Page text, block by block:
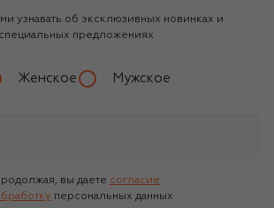
узнавать об эксклюзивных новинках и
специальных предложениях
Женское Мужское
вы даете согласие
персональных данных